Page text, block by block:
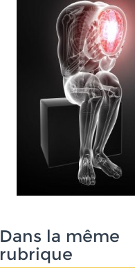
Dans la même
rubrique